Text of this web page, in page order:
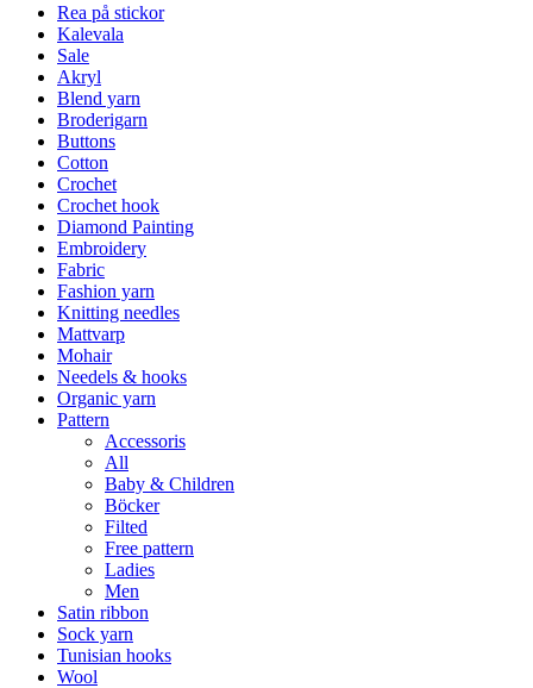
Rea på stickor
Kalevala
Sale
Akryl
Blend yarn
Broderigarn
Buttons
Cotton
Crochet
Crochet hook
Diamond Painting
Embroidery
Fabric
Fashion yarn
Knitting needles
Mattvarp
Mohair
Needels & hooks
Organic yarn
Pattern
Accessoris
All
Baby & Children
Böcker
Filted
Free pattern
Ladies
Men
Satin ribbon
Sock yarn
Tunisian hooks
Wool